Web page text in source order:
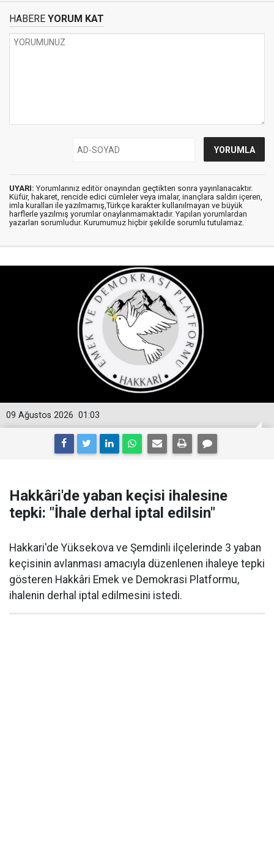
HABERE YORUM KAT
UYARI: Yorumlarınız editör onayından geçtikten sonra yayınlanacaktır.
Küfür, hakaret, rencide edici cümleler veya imalar, inançlara saldırı içeren,
imla kuralları ile yazılmamış,Türkçe karakter kullanılmayan ve büyük
harflerle yazılmış yorumlar onaylanmamaktadır. Yapılan yorumlardan
yazarları sorumludur. Kurumumuz hiçbir şekilde sorumlu tutulamaz.
01:03
09 Ağustos 2026
Hakkâri'de yaban keçisi ihalesine
tepki: "İhale derhal iptal edilsin"
Hakkari'de Yüksekova ve Şemdinli ilçelerinde 3 yaban
keçisinin avlanması amacıyla düzenlenen ihaleye tepki
gösteren Hakkâri Emek ve Demokrasi Platformu,
ihalenin derhal iptal edilmesini istedi.